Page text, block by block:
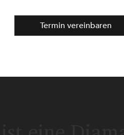
Termin vereinbaren